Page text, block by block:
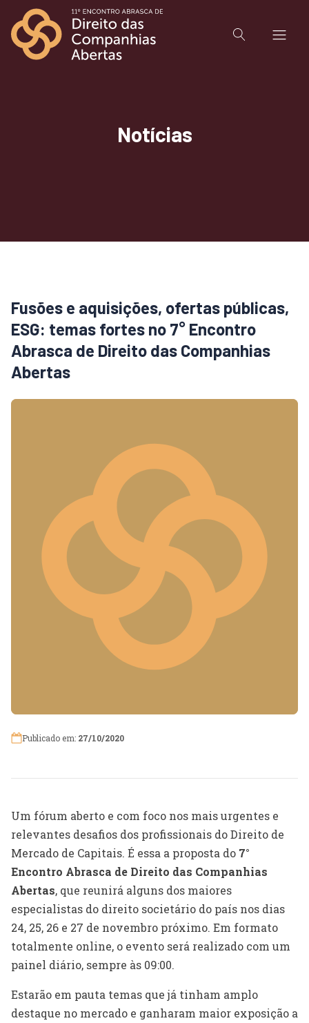
Notícias
Fusões e aquisições, ofertas públicas,
ESG: temas fortes no 7° Encontro
Abrasca de Direito das Companhias
Abertas
Publicado em: 27/10/2020
Um fórum aberto e com foco nos mais urgentes e
relevantes desafios dos profissionais do Direito de
Mercado de Capitais. É essa a proposta do 7°
Encontro Abrasca de Direito das Companhias
Abertas, que reunirá alguns dos maiores
especialistas do direito societário do país nos dias
24, 25, 26 e 27 de novembro próximo. Em formato
totalmente online, o evento será realizado com um
painel diário, sempre às 09:00.
Estarão em pauta temas que já tinham amplo
destaque no mercado e ganharam maior exposição a